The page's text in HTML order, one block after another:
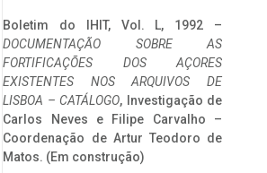
Boletim do IHIT, Vol. L, 1992 –
DOCUMENTAÇÃO SOBRE AS
FORTIFICAÇÕES DOS AÇORES
EXISTENTES NOS ARQUIVOS DE
LISBOA – CATÁLOGO, Investigação de
Carlos Neves e Filipe Carvalho –
Coordenação de Artur Teodoro de
Matos. (Em construção)